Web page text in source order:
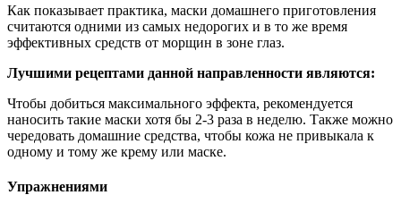
Как показывает практика, маски домашнего приготовления
считаются одними из самых недорогих и в то же время
эффективных средств от морщин в зоне глаз.
Лучшими рецептами данной направленности являются:
Чтобы добиться максимального эффекта, рекомендуется
наносить такие маски хотя бы 2-3 раза в неделю. Также можно
чередовать домашние средства, чтобы кожа не привыкала к
одному и тому же крему или маске.
Упражнениями